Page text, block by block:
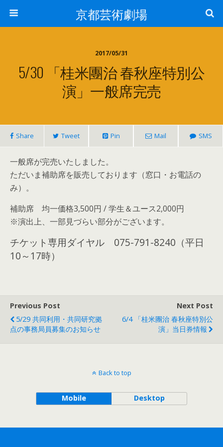
京都芸術劇場
2017/05/31
5/30 「桂米團治 春秋座特別公
演」一般席完売
Share Tweet Pin Mail SMS
一般席が完売いたしました。
ただいま補助席を販売しております（窓口・お電話の
み）。
補助席 均一価格3,500円 / 学生＆ユース2,000円
※演出上、一部見づらい部分がございます。
チケット専用ダイヤル 075-791-8240（平日
10～17時）
Previous Post
5/29 共同利用・共同研究拠
点の事務局員募集のお知らせ
Next Post
6/4 「桂米團治 春秋座特別公
演」当日券情報
Back to top
Mobile Desktop